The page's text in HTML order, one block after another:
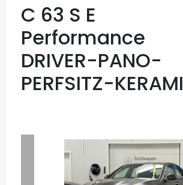
C 63 S E
Performance
DRIVER-PANO-
PERFSITZ-KERAMI